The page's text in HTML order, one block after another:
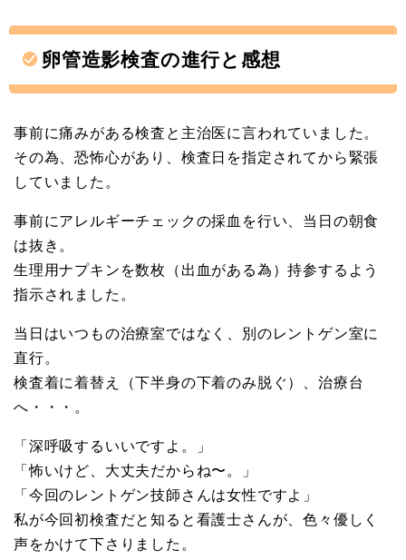
卵管造影検査の進行と感想
事前に痛みがある検査と主治医に言われていました。
その為、恐怖心があり、検査日を指定されてから緊張
していました。
事前にアレルギーチェックの採血を行い、当日の朝食
は抜き。
生理用ナプキンを数枚（出血がある為）持参するよう
指示されました。
当日はいつもの治療室ではなく、別のレントゲン室に
直行。
検査着に着替え（下半身の下着のみ脱ぐ）、治療台
へ・・・。
「深呼吸するいいですよ。」
「怖いけど、大丈夫だからね〜。」
「今回のレントゲン技師さんは女性ですよ」
私が今回初検査だと知ると看護士さんが、色々優しく
声をかけて下さりました。